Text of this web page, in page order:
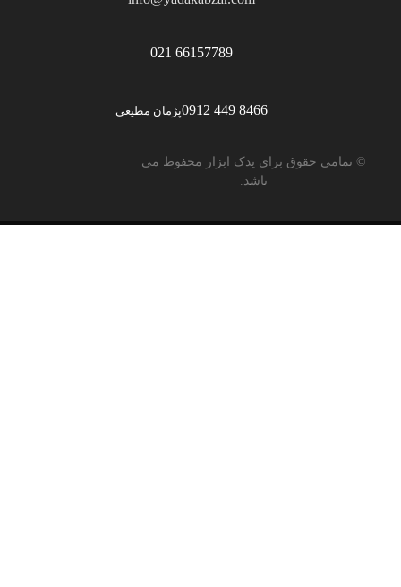
66157789 021
8466 449 0912 پژمان مطیعی
© تمامی حقوق برای یدک ابزار محفوظ می
باشد.